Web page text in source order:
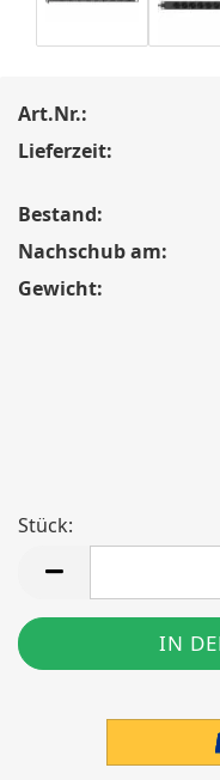
Art.Nr.:
Lieferzeit:
Bestand:
Nachschub am:
Gewicht:
Stück: